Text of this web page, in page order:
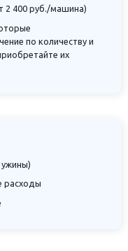
2 400 руб./машина)
по количеству и
их
расходы